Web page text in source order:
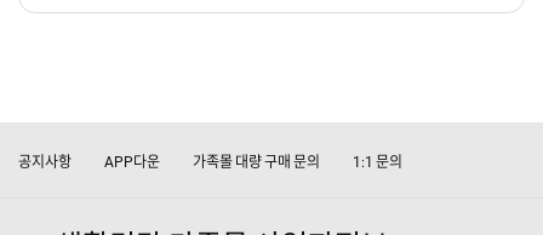
공지사항 APP다운 가족몰 대량 구매 문의 1:1 문의